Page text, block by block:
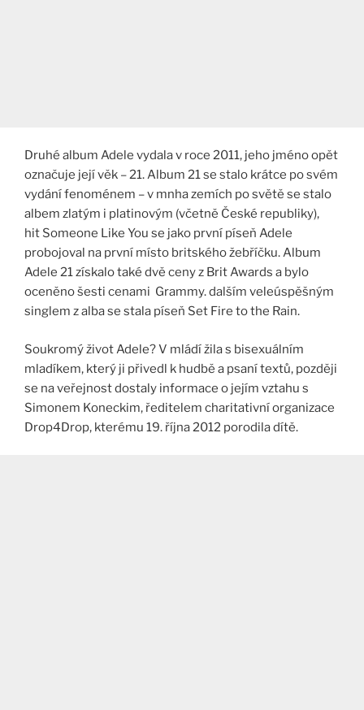
Druhé album Adele vydala v roce 2011, jeho jméno opět
označuje její věk – 21. Album 21 se stalo krátce po svém
vydání fenoménem – v mnha zemích po světě se stalo
albem zlatým i platinovým (včetně České republiky),
hit Someone Like You se jako první píseň Adele
probojoval na první místo britského žebříčku. Album
Adele 21 získalo také dvě ceny z Brit Awards a bylo
oceněno šesti cenami Grammy. dalším veleúspěšným
singlem z alba se stala píseň Set Fire to the Rain.
Soukromý život Adele? V mládí žila s bisexuálním
mladíkem, který ji přivedl k hudbě a psaní textů, později
se na veřejnost dostaly informace o jejím vztahu s
Simonem Koneckim, ředitelem charitativní organizace
Drop4Drop, kterému 19. října 2012 porodila dítě.